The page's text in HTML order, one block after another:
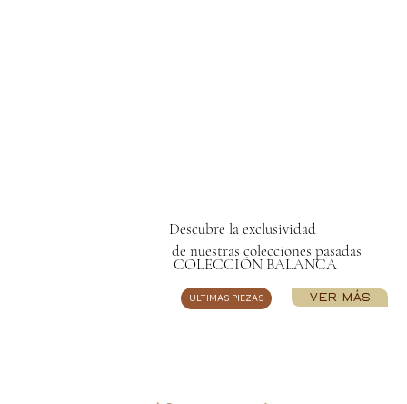
de nuestras colecciones pasadas
Descubre la exclusividad
VER MÁS
ULTIMAS PIEZAS
COLECCIÓN BALANCA